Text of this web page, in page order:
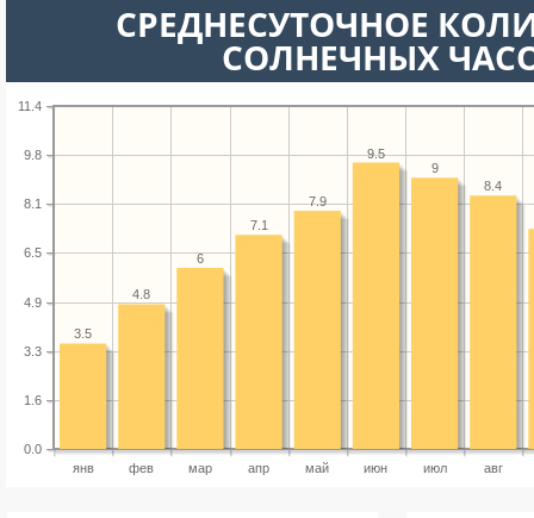
СРЕДНЕСУТОЧНОЕ
СОЛНЕЧНЫХ
янв фев мар апр май июн июл авг
0.0
1.6
3.3
4.9
6.5
8.1
9.8
11.4
8.4
9
9.5
7.9
7.1
6
4.8
3.5